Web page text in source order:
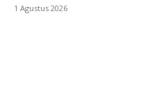
1 Agustus 2026